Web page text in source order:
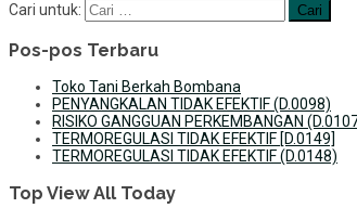
Cari untuk:
Pos-pos Terbaru
Toko Tani Berkah Bombana
PENYANGKALAN TIDAK EFEKTIF (D.0098)
RISIKO GANGGUAN PERKEMBANGAN
TERMOREGULASI TIDAK EFEKTIF [D.0149]
TERMOREGULASI TIDAK EFEKTIF (D.0148)
Top View All Today